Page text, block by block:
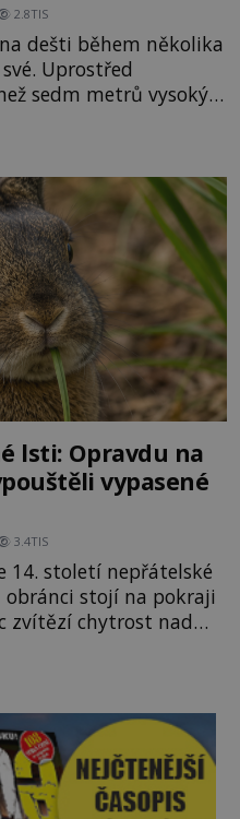
2.8TIS
dešti během několika
Uprostřed
sedm metrů vysoký
1 600 let odolává
koroze. Jeho
tajemných
však ukazuje, že
lsti: Opravdu na
vypasené
3.4TIS
14. století nepřátelské
obránci stojí na pokraji
zvítězí chytrost nad
legendy vypustí
živeného králíka, aby
další porci strádá